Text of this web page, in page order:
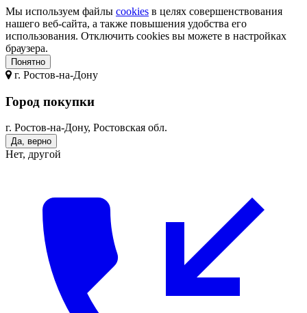
Мы используем файлы cookies в целях совершенствования
нашего веб-сайта, а также повышения удобства его
использования. Отключить cookies вы можете в настройках
браузера.
Понятно
г. Ростов-на-Дону
Город покупки
г. Ростов-на-Дону, Ростовская обл.
Да, верно
Нет, другой